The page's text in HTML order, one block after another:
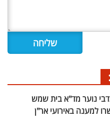
נוער מד"א בית שמש
למענה באירועי אר"ן